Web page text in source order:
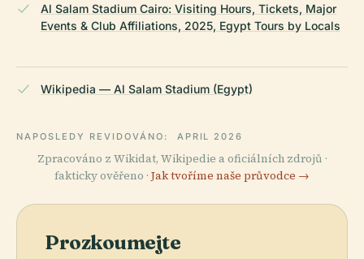
Al Salam Stadium Cairo: Visiting Hours, Tickets, Major
Events & Club Affiliations, 2025, Egypt Tours by Locals
Wikipedia — Al Salam Stadium (Egypt)
NAPOSLEDY REVIDOVÁNO: APRIL 2026
Zpracováno z Wikidat, Wikipedie a oficiálních zdrojů ·
fakticky ověřeno · Jak tvoříme naše průvodce →
Prozkoumejte